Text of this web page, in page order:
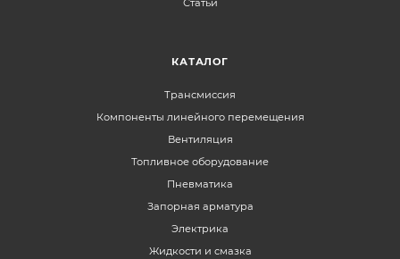
Статьи
КАТАЛОГ
Трансмиссия
Компоненты линейного перемещения
Вентиляция
Топливное оборудование
Пневматика
Запорная арматура
Электрика
Жидкости и смазка